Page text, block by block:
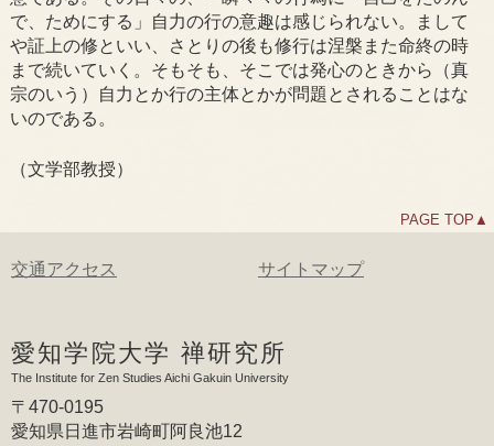
で、ためにする」自力の行の意趣は感じられない。まして
や証上の修といい、さとりの後も修行は涅槃また命終の時
まで続いていく。そもそも、そこでは発心のときから（真
宗のいう）自力とか行の主体とかが問題とされることはな
いのである。
（文学部教授）
PAGE TOP▲
交通アクセス サイトマップ
愛知学院大学 禅研究所
The Institute for Zen Studies Aichi Gakuin University
〒470-0195
愛知県日進市岩崎町阿良池12